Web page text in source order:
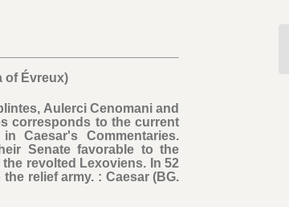
of Évreux)
Aulerci Cenomani and
corresponds to the current
Caesar's Commentaries.
Senate favorable to the
revolted Lexoviens. In 52
relief army. : Caesar (BG.